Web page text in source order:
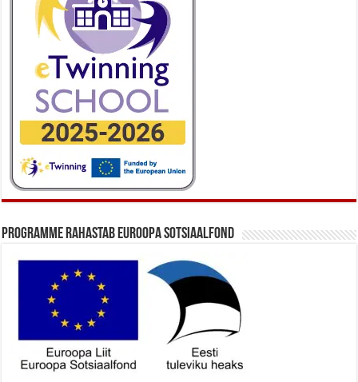
Programme rahastab Euroopa Sotsiaalfond